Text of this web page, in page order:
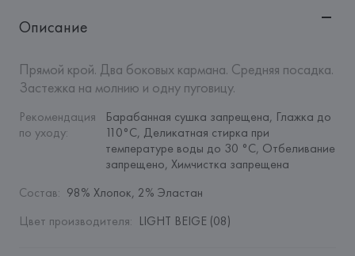
Описание
Прямой крой. Два боковых кармана. Средняя посадка.
Застежка на молнию и одну пуговицу.
Рекомендация
по уходу:
Барабанная сушка запрещена, Глажка до
110°C, Деликатная стирка при
температуре воды до 30 °C, Отбеливание
запрещено, Химчистка запрещена
Состав: 98% Хлопок, 2% Эластан
Цвет производителя: LIGHT BEIGE (08)